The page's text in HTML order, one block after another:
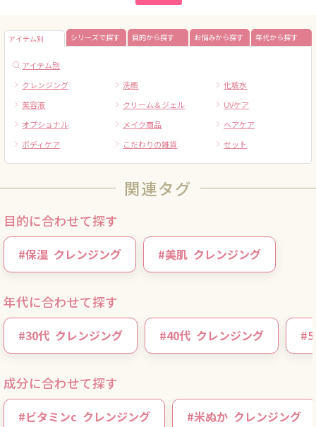
アイテム別 シリーズで探す 目的から探す お悩みから探す 年代から探す
アイテム別
クレンジング
洗顔
化粧水
美容液
クリーム＆ジェル
UVケア
オプショナル
メイク商品
ヘアケア
ボディケア
こだわりの雑貨 セット
関連タグ
目的に合わせて探す
#保湿 クレンジング #美肌 クレンジング
年代に合わせて探す
#30代 クレンジング #40代 クレンジング #
成分に合わせて探す
#ビタミンc クレンジング #米ぬか クレンジング